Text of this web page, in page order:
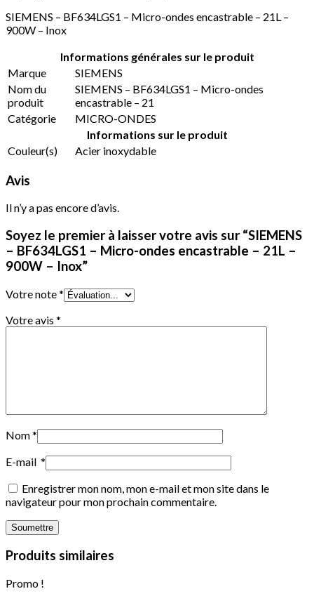
SIEMENS – BF634LGS1 – Micro-ondes encastrable – 21L –
900W – Inox
Informations générales sur le produit
Marque
SIEMENS
Nom du
produit
SIEMENS – BF634LGS1 – Micro-ondes
encastrable – 21
Catégorie
MICRO-ONDES
Informations sur le produit
Couleur(s)
Acier inoxydable
Avis
Il n’y a pas encore d’avis.
Soyez le premier à laisser votre avis sur “SIEMENS
– BF634LGS1 – Micro-ondes encastrable – 21L –
900W – Inox”
Votre note*
Votre avis *
Nom*
E-mail *
Enregistrer mon nom, mon e-mail et mon site dans le
navigateur pour mon prochain commentaire.
Produits similaires
Promo !